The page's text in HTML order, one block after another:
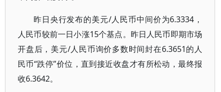
昨日央行发布的美元/人民币中间价为6.3334，
人民币较前一日小涨15个基点。昨日人民币即期市场
开盘后，美元/人民币询价多数时间封在6.3651的人
民币“跌停”价位，直到接近收盘才有所松动，最终报
收6.3642。